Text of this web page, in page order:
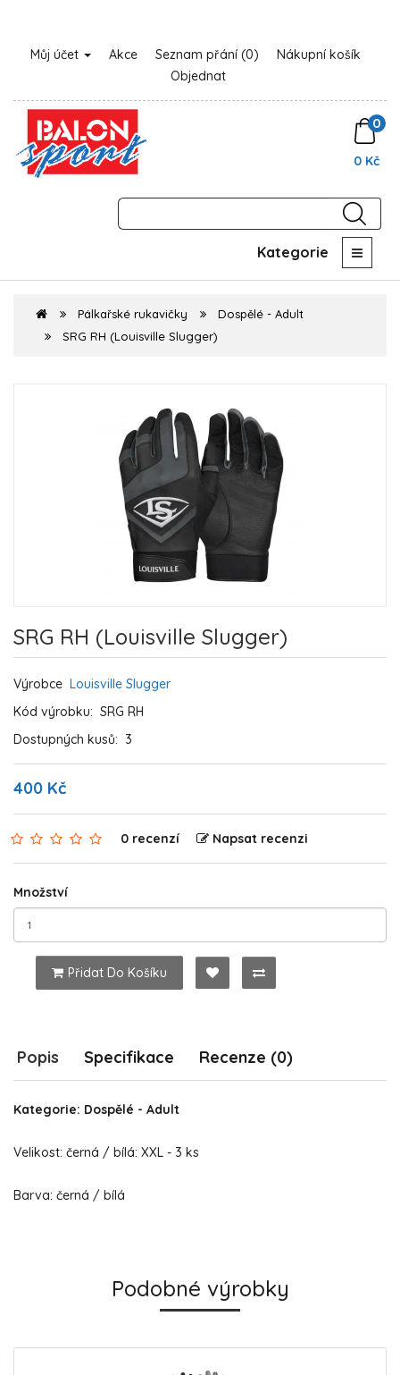
Můj účet Akce Seznam přání (0)
Nákupní košík
Objednat
0
0 Kč
Kategorie
Pálkařské rukavičky
Dospělé - Adult
SRG RH (Louisville Slugger)
SRG RH (Louisville Slugger)
Výrobce Louisville Slugger
Kód výrobku: SRG RH
Dostupných kusů: 3
400 Kč
0 recenzí Napsat recenzi
Množství
Přidat Do Košíku
Popis Specifikace Recenze (0)
Kategorie: Dospělé - Adult
Velikost: černá / bílá: XXL - 3 ks
Barva: černá / bílá
Podobné výrobky